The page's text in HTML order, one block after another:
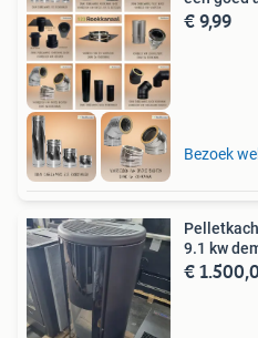
€ 9,99
Bezoek
9.1 kw
€